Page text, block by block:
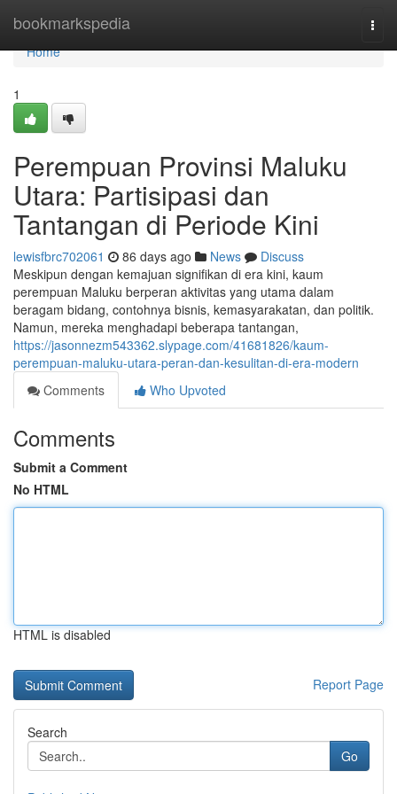
bookmarkspedia
Home
Home
1
Perempuan Provinsi Maluku
Utara: Partisipasi dan
Tantangan di Periode Kini
lewisfbrc702061 86 days ago News
Discuss
Meskipun dengan kemajuan signifikan di era kini, kaum
perempuan Maluku berperan aktivitas yang utama dalam
beragam bidang, contohnya bisnis, kemasyarakatan, dan politik.
Namun, mereka menghadapi beberapa tantangan,
https://jasonnezm543362.slypage.com/41681826/kaum-
perempuan-maluku-utara-peran-dan-kesulitan-di-era-modern
Comments
Who Upvoted
Comments
Submit a Comment
No HTML
HTML is disabled
Report Page
Search
Go